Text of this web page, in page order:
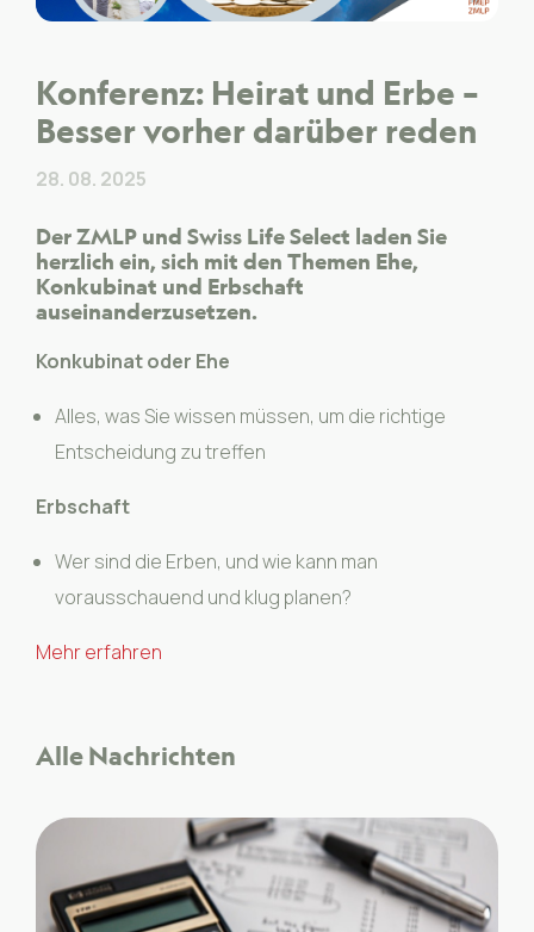
Konferenz: Heirat und Erbe –
Besser vorher darüber reden
28. 08. 2025
Der ZMLP und Swiss Life Select laden Sie
herzlich ein, sich mit den Themen Ehe,
Konkubinat und Erbschaft
auseinanderzusetzen.
Konkubinat oder Ehe
Alles, was Sie wissen müssen, um die richtige
Entscheidung zu treffen
Erbschaft
Wer sind die Erben, und wie kann man
vorausschauend und klug planen?
Mehr erfahren
Alle Nachrichten